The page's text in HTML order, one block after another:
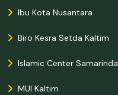
Ibu Kota Nusantara
Biro Kesra Setda Kaltim
Islamic Center Samarinda
MUI Kaltim